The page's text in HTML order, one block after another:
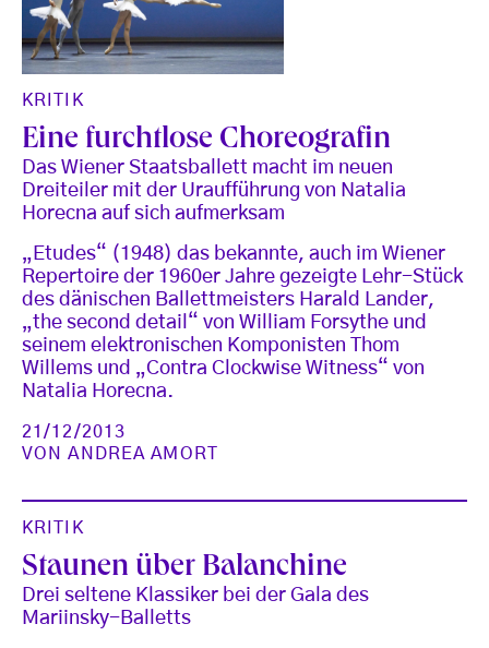
KRITIK
Eine furchtlose Choreografin
Das Wiener Staatsballett macht im neuen
Dreiteiler mit der Uraufführung von Natalia
Horecna auf sich aufmerksam
„Etudes“ (1948) das bekannte, auch im Wiener
Repertoire der 1960er Jahre gezeigte Lehr-Stück
des dänischen Ballettmeisters Harald Lander,
„the second detail“ von William Forsythe und
seinem elektronischen Komponisten Thom
Willems und „Contra Clockwise Witness“ von
Natalia Horecna.
21/12/2013
VONANDREA AMORT
KRITIK
Staunen über Balanchine
Drei seltene Klassiker bei der Gala des
Mariinsky-Balletts